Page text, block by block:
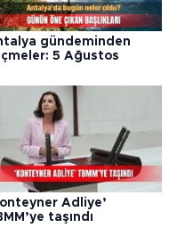
gündeminden
5 Ağustos
Adliye’
taşındı